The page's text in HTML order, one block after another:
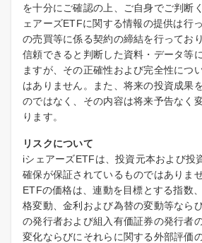
を十分にご確認の上、ご自身でご判断
ェアーズETFに関する情報の提供は行
の売買等に係る契約の締結を行ってお
信頼できると判断した資料・データ等
ますが、その正確性および完全性につ
はありません。また、将来の投資成果
のではなく、その内容は将来予告なく
ります。
リスクについて
iシェアーズETFは、投資元本および投
確保が保証されているものではありま
ETFの価格は、連動を目標とする指数
格変動、金利および為替の変動等なら
の発行者および組入有価証券の発行者
変化ならびにそれらに関する外部評価